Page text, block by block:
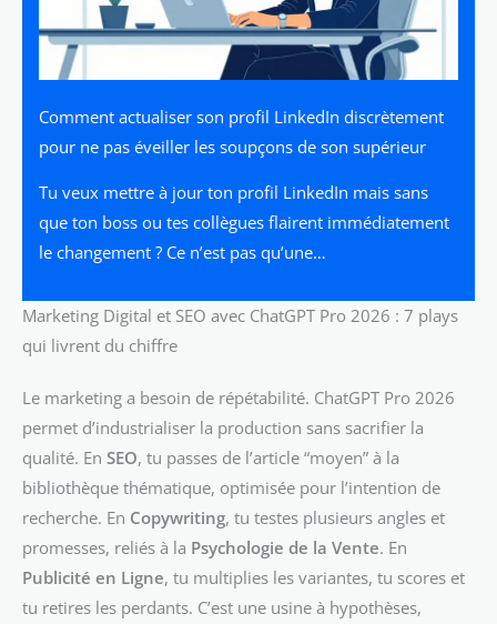
Comment actualiser son profil LinkedIn discrètement
pour ne pas éveiller les soupçons de son supérieur
Tu veux mettre à jour ton profil LinkedIn mais sans
que ton boss ou tes collègues flairent immédiatement
le changement ? Ce n’est pas qu’une…
Marketing Digital et SEO avec ChatGPT Pro 2026 : 7 plays
qui livrent du chiffre
Le marketing a besoin de répétabilité. ChatGPT Pro 2026
permet d’industrialiser la production sans sacrifier la
qualité. En SEO, tu passes de l’article “moyen” à la
bibliothèque thématique, optimisée pour l’intention de
recherche. En Copywriting, tu testes plusieurs angles et
promesses, reliés à la Psychologie de la Vente. En
Publicité en Ligne, tu multiplies les variantes, tu scores et
tu retires les perdants. C’est une usine à hypothèses,